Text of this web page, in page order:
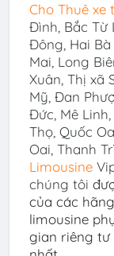
Cho Thuê xe
Đình, Bắc Từ
Đông, Hai
Mai, Long
Xuân, Thị xã
Mỹ, Đan
Đức, Mê
Thọ, Quốc
Oai, Thanh
Limousine
chúng tôi
của các
limousine
gian riêng tư